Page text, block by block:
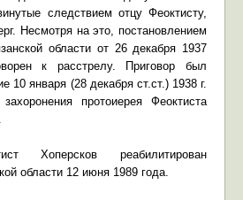
следствием отцу Феоктисту,
Несмотря на это, постановлением
области от 26 декабря 1937
к расстрелу. Приговор был
10 января (28 декабря ст.ст.) 1938 г.
протоиерея Феоктиста
Хоперсков реабилитирован
области 12 июня 1989 года.